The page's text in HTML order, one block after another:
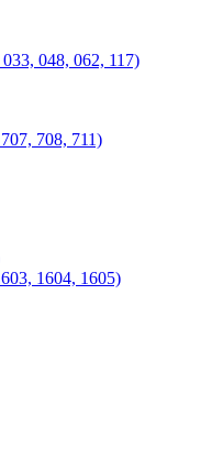
048, 062, 117)
708, 711)
1604, 1605)